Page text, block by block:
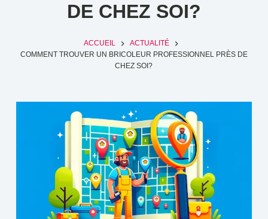
DE CHEZ SOI?
ACCUEIL
ACTUALITÉ
COMMENT TROUVER UN BRICOLEUR PROFESSIONNEL PRÈS DE
CHEZ SOI?